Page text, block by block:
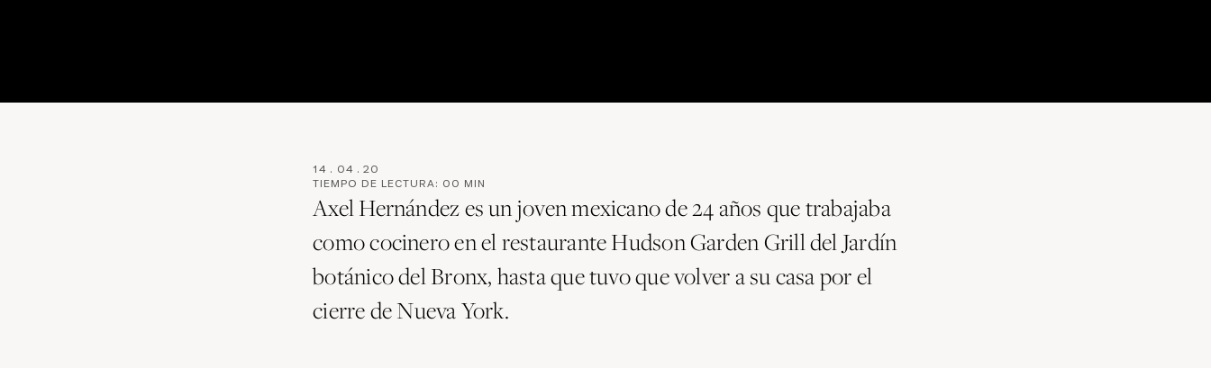
14 . 04 . 20
TIEMPO DE LECTURA: 00 MIN
Axel Hernández es un joven mexicano de 24 años que trabajaba
como cocinero en el restaurante Hudson Garden Grill del Jardín
botánico del Bronx, hasta que tuvo que volver a su casa por el
cierre de Nueva York.